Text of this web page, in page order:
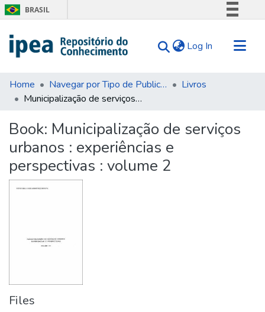
BRASIL
Comunica BR
Acesso à informação
Log In (current)
Communities & Collections
Search for
Statistics
Tips
Home Navegar por Tipo de Publicação
Livros
Municipalização de serviços urbanos : experiências e perspectivas : volume 2
Book: Municipalização de serviços
urbanos : experiências e
perspectivas : volume 2
Files